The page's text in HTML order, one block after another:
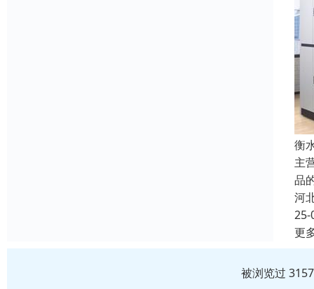
衡
主
品
河
25-
更
被浏览过